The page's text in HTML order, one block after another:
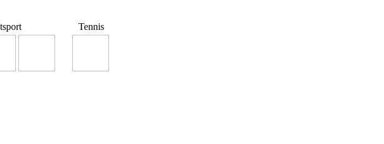
Tennis